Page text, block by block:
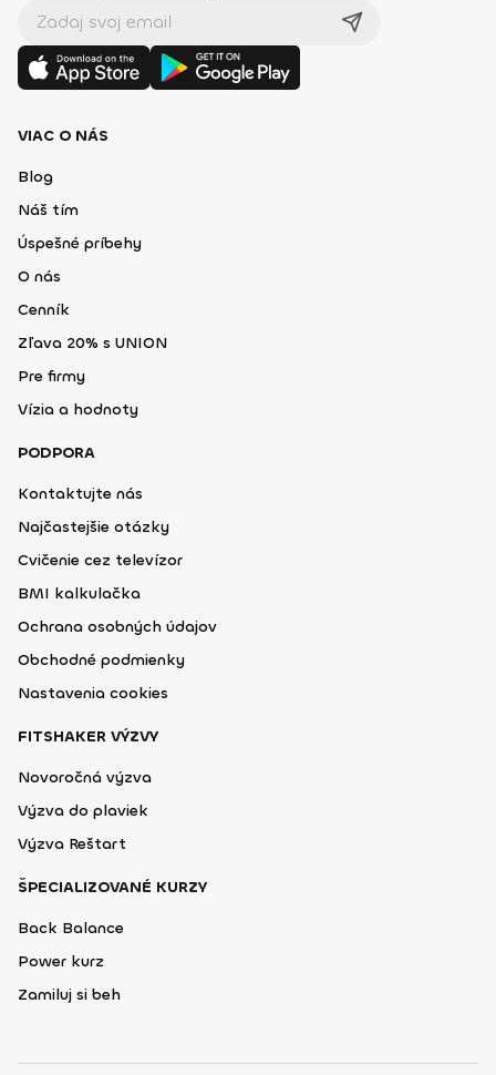
VIAC O NÁS
Blog
Náš tím
Úspešné príbehy
O nás
Cenník
Zľava 20% s UNION
Pre firmy
Vízia a hodnoty
PODPORA
Kontaktujte nás
Najčastejšie otázky
Cvičenie cez televízor
BMI kalkulačka
Ochrana osobných údajov
Obchodné podmienky
Nastavenia cookies
FITSHAKER VÝZVY
Novoročná výzva
Výzva do plaviek
Výzva Reštart
ŠPECIALIZOVANÉ KURZY
Back Balance
Power kurz
Zamiluj si beh